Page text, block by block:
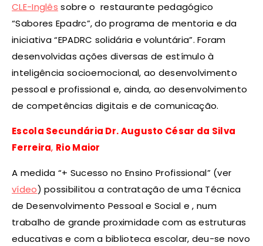
CLE-Inglês sobre o restaurante pedagógico
“Sabores Epadrc”, do programa de mentoria e da
iniciativa “EPADRC solidária e voluntária”. Foram
desenvolvidas ações diversas de estímulo à
inteligência socioemocional, ao desenvolvimento
pessoal e profissional e, ainda, ao desenvolvimento
de competências digitais e de comunicação.
Escola Secundária Dr. Augusto César da Silva
Ferreira, Rio Maior
A medida “+ Sucesso no Ensino Profissional” (ver
vídeo) possibilitou a contratação de uma Técnica
de Desenvolvimento Pessoal e Social e , num
trabalho de grande proximidade com as estruturas
educativas e com a biblioteca escolar, deu-se novo